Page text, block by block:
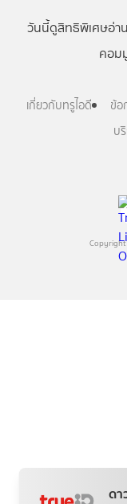
ดา
Copyright
วันนี้ดูสิทธิพิเศษอ่าน
คอม
เกี่ยวกับทรูไอดี ข้อ
บ